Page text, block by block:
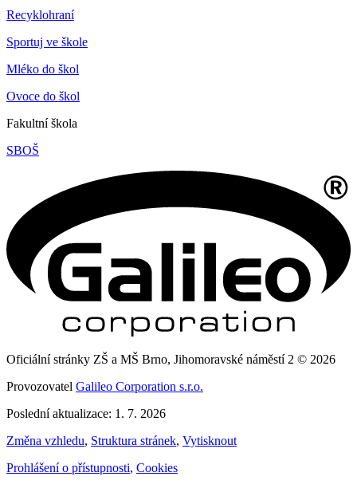
Recyklohraní
Sportuj ve škole
Mléko do škol
Ovoce do škol
Fakultní škola
SBOŠ
Oficiální stránky ZŠ a MŠ Brno, Jihomoravské náměstí 2 © 2026
Provozovatel Galileo Corporation s.r.o.
Poslední aktualizace: 1. 7. 2026
Změna vzhledu, Struktura stránek, Vytisknout
Prohlášení o přístupnosti, Cookies